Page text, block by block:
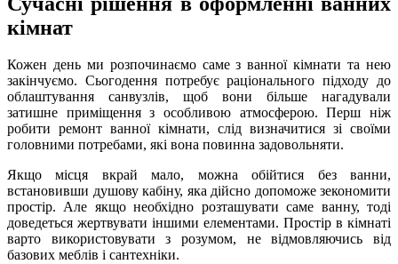
кімнат
Кожен день ми розпочинаємо саме з ванної кімнати та нею
закінчуємо. Сьогодення потребує раціонального підходу до
облаштування санвузлів, щоб вони більше нагадували
затишне приміщення з особливою атмосферою. Перш ніж
робити ремонт ванної кімнати, слід визначитися зі своїми
головними потребами, які вона повинна задовольняти.
Якщо місця вкрай мало, можна обійтися без ванни,
встановивши душову кабіну, яка дійсно допоможе зекономити
простір. Але якщо необхідно розташувати саме ванну, тоді
доведеться жертвувати іншими елементами. Простір в кімнаті
варто використовувати з розумом, не відмовляючись від
базових меблів і сантехніки.